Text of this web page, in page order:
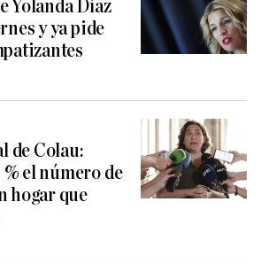
Yolanda Díaz
y ya pide
de Colau:
el número de
hogar que